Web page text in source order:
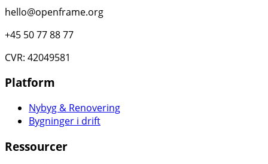
hello@openframe.org
+45 50 77 88 77
CVR: 42049581
Platform
Nybyg & Renovering
Bygninger i drift
Ressourcer